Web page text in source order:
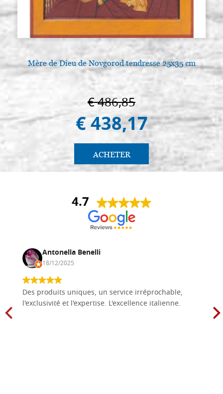
Mère de Dieu de Novgorod tendresse 25x35 cm
€ 486,85
€ 438,17
ACHETER
4.7
Antonella Benelli
18/12/2025
Des produits uniques, un service irréprochable,
l'exclusivité et l'expertise. L'excellence italienne.